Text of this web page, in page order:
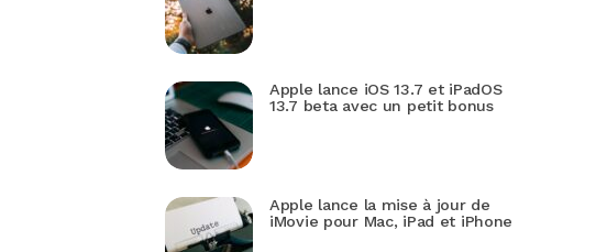
Apple lance iOS 13.7 et iPadOS
13.7 beta avec un petit bonus
Apple lance la mise à jour de
iMovie pour Mac, iPad et iPhone